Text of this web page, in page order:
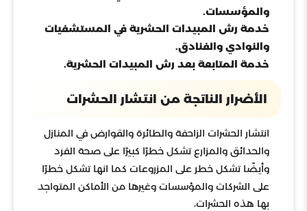
والمؤسسات.
خدمة رش المبيدات الحشرية في المستشفيات
والنوادي والفنادق.
خدمة المتابعة بعد رش المبيدات الحشرية.
الأضرار الناتجة من انتشار الحشرات
انتشار الحشرات الزاحفة والطائرة والقوارض في المنازل
والحدائق والمزارع تشكل خطرًا كبيرًا على صحة الفرد
وأيضًا تشكل خطر على المزروعات كما انها تشكل خطرًا
على الشركات والمؤسسات وغيرها من الأماكن المتواجد
بها هذه الحشرات،